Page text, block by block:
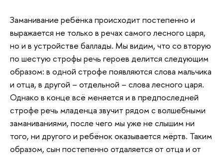
Заманивание ребёнка происходит постепенно и
выражается не только в речах самого лесного царя,
но и в устройстве баллады. Мы видим, что со вторую
по шестую строфы речь героев делится следующим
образом: в одной строфе появляются слова мальчика
и отца, в другой – отдельной – слова лесного царя.
Однако в конце всё меняется и в предпоследней
строфе речь младенца звучит рядом с волшебными
заманиваниями, после чего мы уже не слышим ни
того, ни другого и ребёнок оказывается мёртв. Таким
образом, сын постепенно отдаляется от отца и от